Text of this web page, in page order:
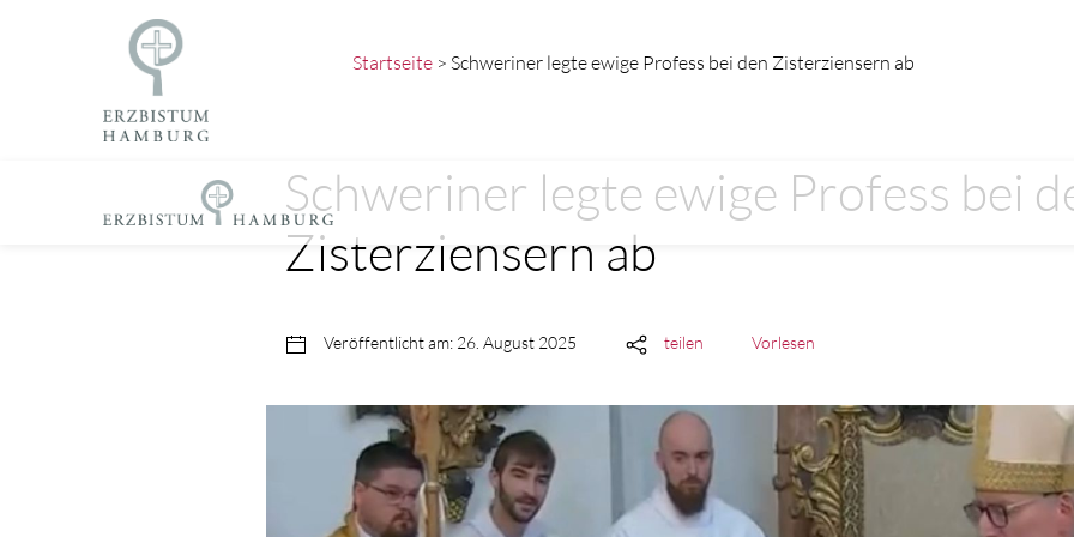
Startseite > Schweriner legte ewige Profess bei den Zisterziensern ab
Schweriner legte ewige Profess bei
Zisterziensern ab
Veröffentlicht am: 26. August 2025 teilen Vorlesen